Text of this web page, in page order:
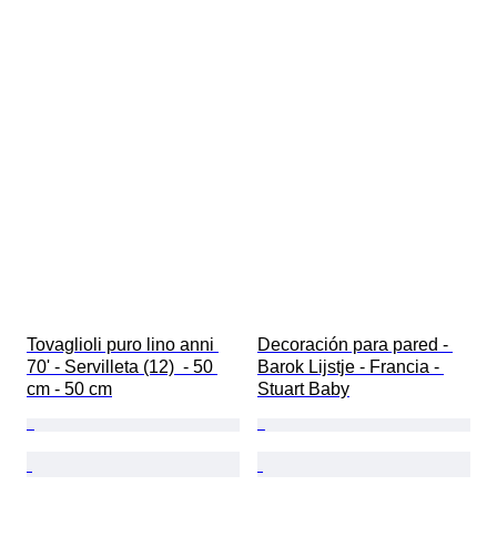
Tovaglioli puro lino anni
70' - Servilleta (12)  - 50
cm - 50 cm
Decoración para pared -
Barok Lijstje - Francia -
Stuart Baby